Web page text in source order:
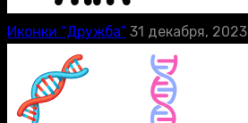
Иконки “Дружба” 31 декабря, 2023